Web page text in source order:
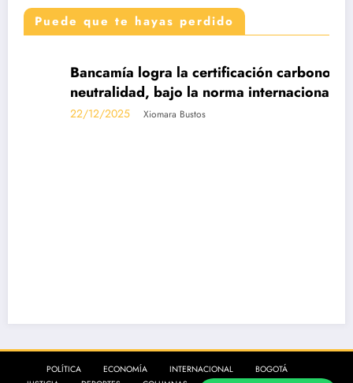
Puede que te hayas perdido
DESTACADAS
Bancamía logra la certificación carbono
neutralidad, bajo la norma internacional ISO
14068-1
22/12/2025 Xiomara Bustos
POLÍTICA ECONOMÍA INTERNACIONAL
BOGOTÁ